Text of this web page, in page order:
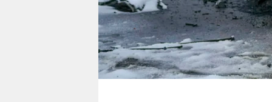
fragen & hilfe
unterstützen
abo
genossenschaft